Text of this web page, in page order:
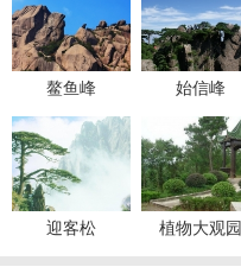
鳌鱼峰 始信峰
迎客松 植物大观园